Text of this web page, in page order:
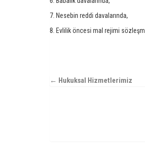
7. Nesebin reddi davalarında,
8. Evlilik öncesi mal rejimi
← Hukuksal Hizmetlerimiz